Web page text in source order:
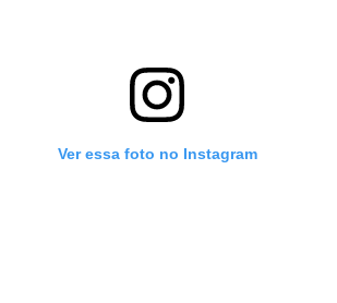
Ver essa foto no Instagram